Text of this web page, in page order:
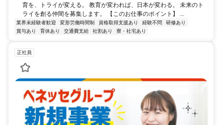
育を、トライが変える。 教育が変われば、日本が変わる。 未来のト
ライを創る仲間を募集します。 【このお仕事のポイント】 ...
業界未経験者歓迎 変形労働時間制 資格取得支援あり 経験不問
研修あり
賞与あり
育休あり 交通費支給 社割あり 寮・社宅あり
正社員